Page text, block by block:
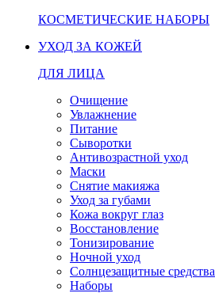
КОСМЕТИЧЕСКИЕ НАБОРЫ
УХОД ЗА КОЖЕЙ
ДЛЯ ЛИЦА
Очищение
Увлажнение
Питание
Сыворотки
Антивозрастной уход
Маски
Снятие макияжа
Уход за губами
Кожа вокруг глаз
Восстановление
Тонизирование
Ночной уход
Солнцезащитные средства
Наборы